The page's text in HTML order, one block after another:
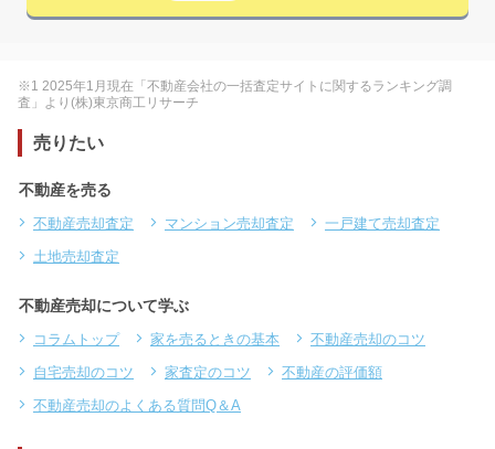
※1 2025年1月現在「不動産会社の一括査定サイトに関するランキング調
査」より(株)東京商工リサーチ
売りたい
不動産を売る
不動産売却査定 マンション売却査定
一戸建て売却査定
土地売却査定
不動産売却について学ぶ
コラムトップ 家を売るときの基本
不動産売却のコツ
自宅売却のコツ
家査定のコツ
不動産の評価額
不動産売却のよくある質問Q＆A